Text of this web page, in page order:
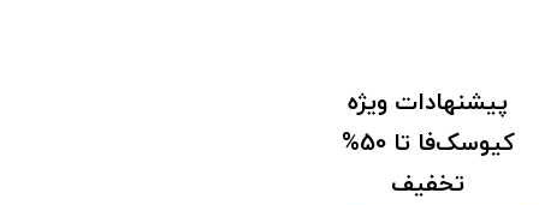
پیشنهادات ویژه
کیوسک‌فا تا 50%
تخفیف